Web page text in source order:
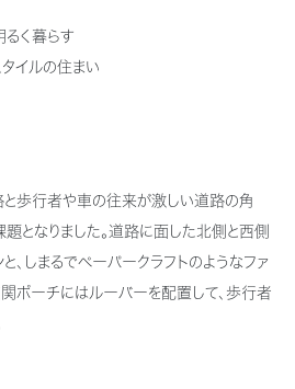
ウンジです。
賃貸経営
夫など、理想の住まいを叶えるリフォーム
意しています。
値をデザインし、持続可能な未来志向のま
ォーム工事ご契約者さまとミサワホームを
お得・便利・安心なコンテンツや、ミサワホ
く暮らす
イルの住まい
歩行者や車の往来が激しい道路の角
となりました。道路に面した北側と西側
、しまるでペーパークラフトのようなファ
ポーチにはルーバーを配置して、歩行者